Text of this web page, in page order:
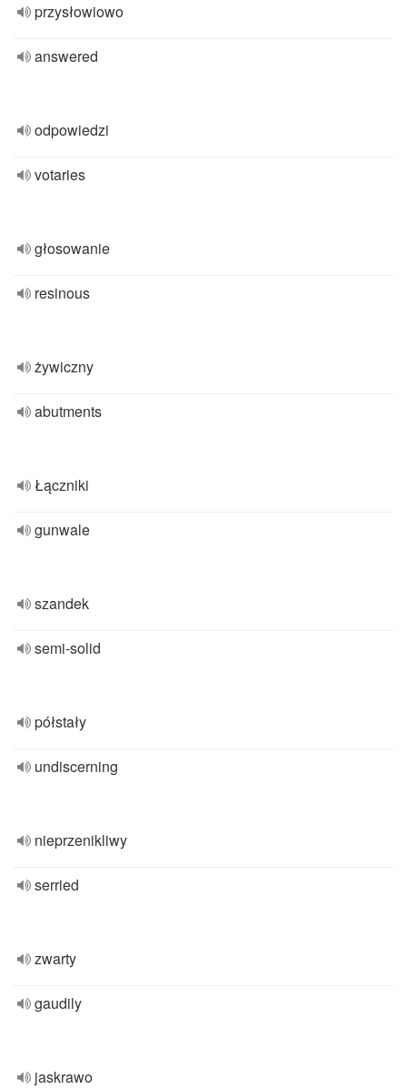
przysłowiowo
answered
odpowiedzi
votaries
głosowanie
resinous
żywiczny
abutments
Łączniki
gunwale
szandek
semi-solid
półstały
undiscerning
nieprzenikliwy
serried
zwarty
gaudily
jaskrawo